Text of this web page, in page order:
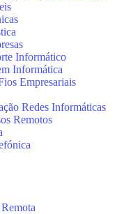
Informático
Informática
Empresariais
Redes Informáticas
Remotos